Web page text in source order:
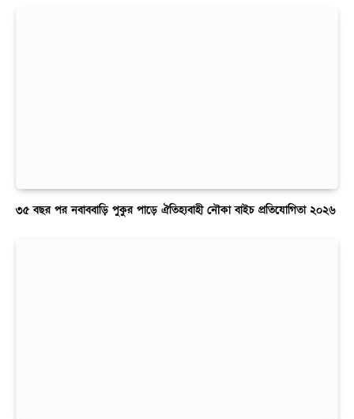
৩৫ বছর পর নবাববাড়ি পুকুর পাড়ে ঐতিহ্যবাহী নৌকা বাইচ প্রতিযোগিতা ২০২৬